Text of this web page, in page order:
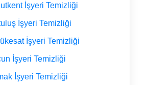
İşyeri Temizliği
İşyeri Temizliği
İşyeri Temizliği
İşyeri Temizliği
İşyeri Temizliği